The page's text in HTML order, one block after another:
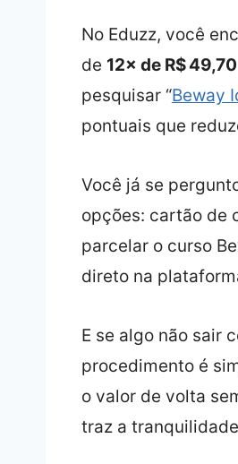
No Eduzz, você
de 12× de R$ 49,70
pesquisar “Beway
pontuais que
Você já se
opções: cartão de
parcelar o curso
direto na
E se algo não sair
procedimento é
o valor de volta
traz a